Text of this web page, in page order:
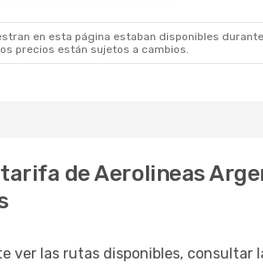
en esta página estaban disponibles
precios están sujetos a cambios.
de Aerolineas
ver las rutas disponibles,